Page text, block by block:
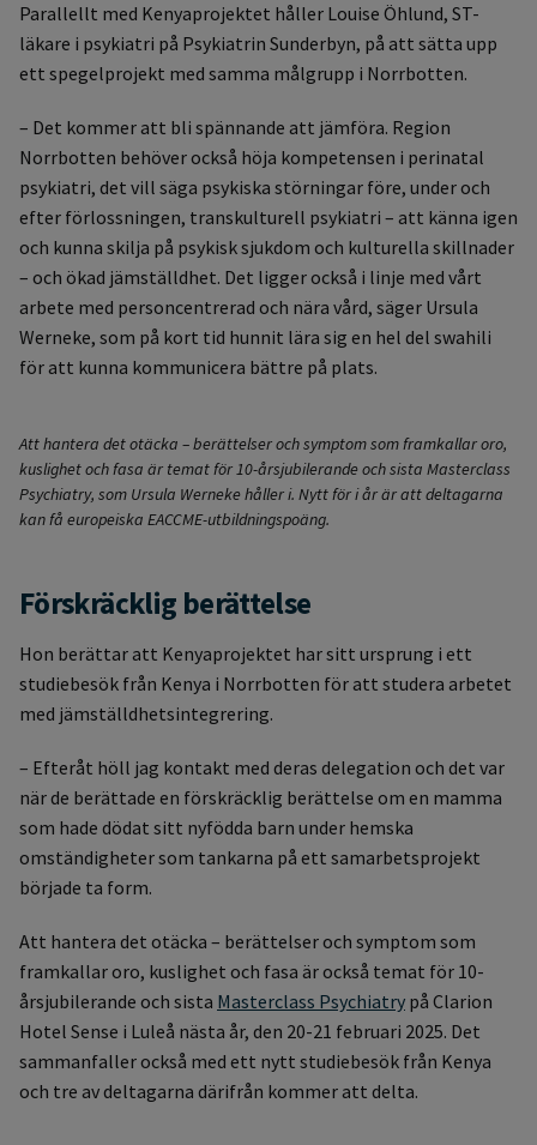
Parallellt med Kenyaprojektet håller Louise Öhlund, ST-
läkare i psykiatri på Psykiatrin Sunderbyn, på att sätta upp
ett spegelprojekt med samma målgrupp i Norrbotten.
– Det kommer att bli spännande att jämföra. Region
Norrbotten behöver också höja kompetensen i perinatal
psykiatri, det vill säga psykiska störningar före, under och
efter förlossningen, transkulturell psykiatri – att känna igen
och kunna skilja på psykisk sjukdom och kulturella skillnader
– och ökad jämställdhet. Det ligger också i linje med vårt
arbete med personcentrerad och nära vård, säger Ursula
Werneke, som på kort tid hunnit lära sig en hel del swahili
för att kunna kommunicera bättre på plats.
Att hantera det otäcka – berättelser och symptom som framkallar oro,
kuslighet och fasa är temat för 10-årsjubilerande och sista Masterclass
Psychiatry, som Ursula Werneke håller i. Nytt för i år är att deltagarna
kan få europeiska EACCME-utbildningspoäng.
Förskräcklig berättelse
Hon berättar att Kenyaprojektet har sitt ursprung i ett
studiebesök från Kenya i Norrbotten för att studera arbetet
med jämställdhetsintegrering.
– Efteråt höll jag kontakt med deras delegation och det var
när de berättade en förskräcklig berättelse om en mamma
som hade dödat sitt nyfödda barn under hemska
omständigheter som tankarna på ett samarbetsprojekt
började ta form.
Att hantera det otäcka – berättelser och symptom som
framkallar oro, kuslighet och fasa är också temat för 10-
årsjubilerande och sista Masterclass Psychiatry på Clarion
Hotel Sense i Luleå nästa år, den 20-21 februari 2025. Det
sammanfaller också med ett nytt studiebesök från Kenya
och tre av deltagarna därifrån kommer att delta.